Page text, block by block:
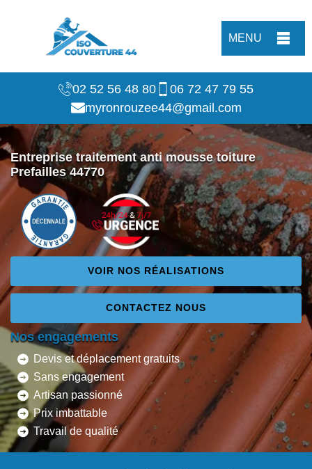
MENU
02 52 56 48 80
06 72 47 79 55
myronrouzee44@gmail.com
Entreprise traitement anti mousse toiture
Prefailles 44770
VOIR NOS RÉALISATIONS
CONTACTEZ NOUS
Nos engagements
Devis et déplacement gratuits
Sans engagement
Artisan passionné
Prix imbattable
Travail de qualité